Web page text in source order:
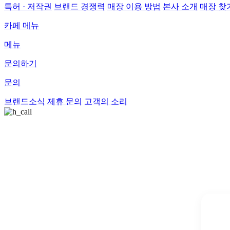
특허 · 저작권 브랜드 경쟁력 매장 이용 방법 본사 소개 매장 찾
카페 메뉴
메뉴
문의하기
문의
브랜드소식 제휴 문의 고객의 소리